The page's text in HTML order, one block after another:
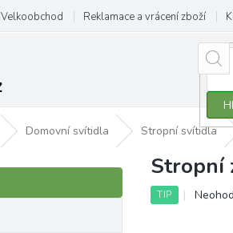
Velkoobchod Reklamace a vrácení zboží
Domovní svítidla Stropní svítidla
Stropní
TIP